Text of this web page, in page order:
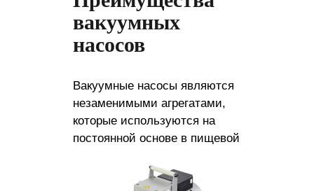
вакуумных
насосов
Вакуумные насосы являются
незаменимыми агрегатами,
которые используются на
постоянной основе в пищевой